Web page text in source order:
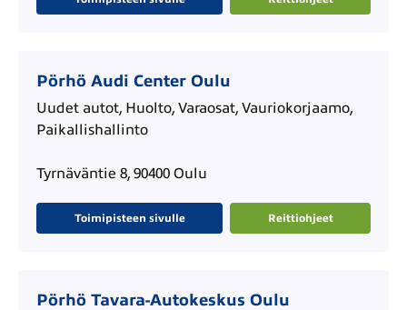
Pörhö Audi Center Oulu
Uudet autot, Huolto, Varaosat, Vauriokorjaamo,
Paikallishallinto
Tyrnäväntie 8, 90400 Oulu
Toimipisteen sivulle Reittiohjeet
Pörhö Tavara-Autokeskus Oulu